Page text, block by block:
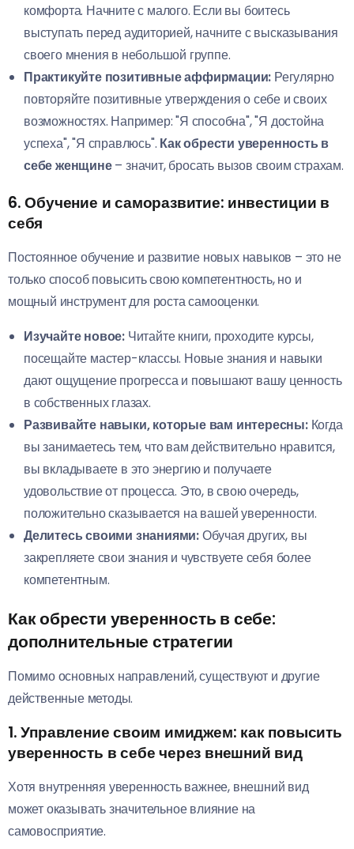
комфорта. Начните с малого. Если вы боитесь
выступать перед аудиторией, начните с высказывания
своего мнения в небольшой группе.
Практикуйте позитивные аффирмации: Регулярно
повторяйте позитивные утверждения о себе и своих
возможностях. Например: "Я способна", "Я достойна
успеха", "Я справлюсь". Как обрести уверенность в
себе женщине– значит, бросать вызов своим страхам.
6. Обучение и саморазвитие: инвестиции в
себя
Постоянное обучение и развитие новых навыков – это не
только способ повысить свою компетентность, но и
мощный инструмент для роста самооценки.
Изучайте новое: Читайте книги, проходите курсы,
посещайте мастер-классы. Новые знания и навыки
дают ощущение прогресса и повышают вашу ценность
в собственных глазах.
Развивайте навыки, которые вам интересны:Когда
вы занимаетесь тем, что вам действительно нравится,
вы вкладываете в это энергию и получаете
удовольствие от процесса. Это, в свою очередь,
положительно сказывается на вашей уверенности.
Делитесь своими знаниями:Обучая других, вы
закрепляете свои знания и чувствуете себя более
компетентным.
Как обрести уверенность в себе:
дополнительные стратегии
Помимо основных направлений, существуют и другие
действенные методы.
1. Управление своим имиджем: как повысить
уверенность в себечерез внешний вид
Хотя внутренняя уверенность важнее, внешний вид
может оказывать значительное влияние на
самовосприятие.